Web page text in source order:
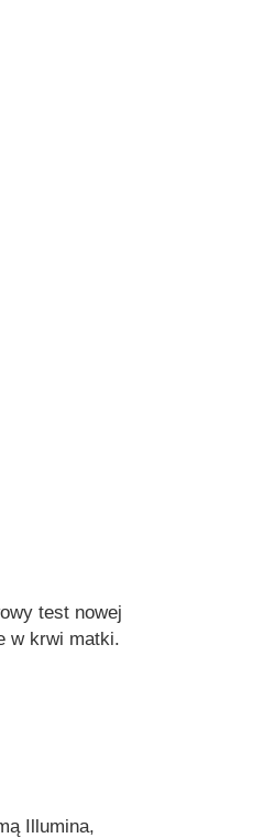
test nowej
w krwi matki.
Illumina,